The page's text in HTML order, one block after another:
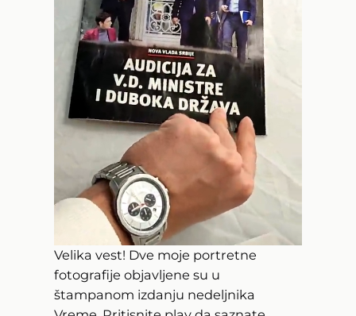
Velika vest! Dve moje portretne
fotografije objavljene su u
štampanom izdanju nedeljnika